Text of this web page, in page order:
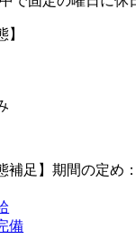
】
補足】期間の定め
備